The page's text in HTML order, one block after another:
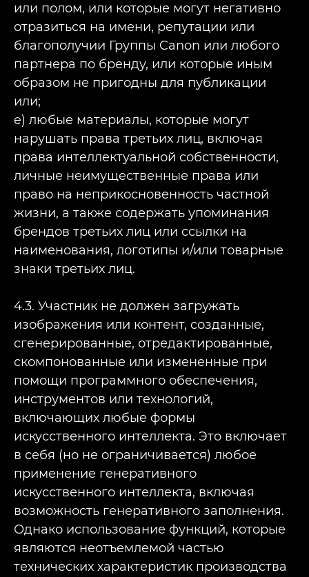
или полом, или которые могут негативно
отразиться на имени, репутации или
благополучии Группы Canon или любого
партнера по бренду, или которые иным
образом не пригодны для публикации
или;
e) любые материалы, которые могут
нарушать права третьих лиц, включая
права интеллектуальной собственности,
личные неимущественные права или
право на неприкосновенность частной
жизни, а также содержать упоминания
брендов третьих лиц или ссылки на
наименования, логотипы и/или товарные
знаки третьих лиц.
4.3. Участник не должен загружать
изображения или контент, созданные,
сгенерированные, отредактированные,
скомпонованные или измененные при
помощи программного обеспечения,
инструментов или технологий,
включающих любые формы
искусственного интеллекта. Это включает
в себя (но не ограничивается) любое
применение генеративного
искусственного интеллекта, включая
возможность генеративного заполнения.
Однако использование функций, которые
являются неотъемлемой частью
технических характеристик производства